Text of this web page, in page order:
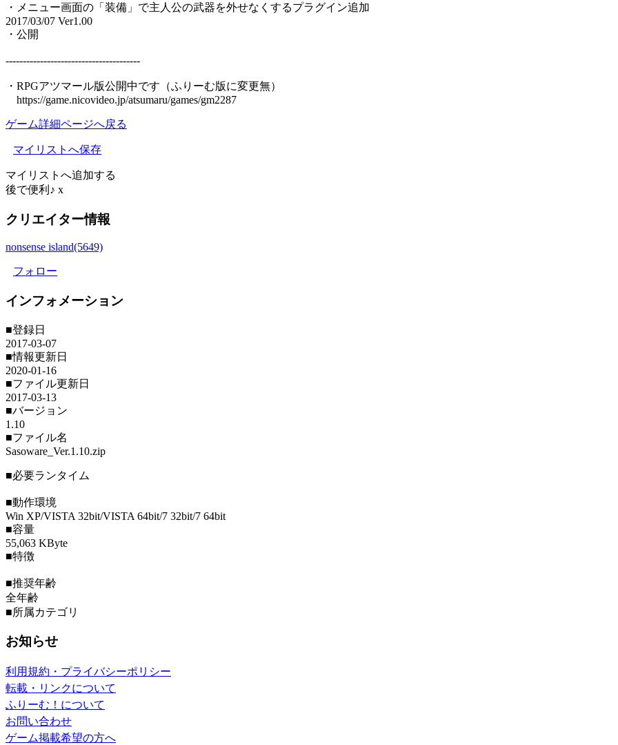
・メニュー画面の「装備」で主人公の武器を外せなくするプラグイン追加
2017/03/07 Ver1.00
・公開
---------------------------------------
・RPGアツマール版公開中です（ふりーむ版に変更無）
https://game.nicovideo.jp/atsumaru/games/gm2287
ゲーム詳細ページへ戻る
マイリストへ保存
マイリストへ追加する
後で便利♪ x
クリエイター情報
nonsense island(5649)
フォロー
インフォメーション
■登録日
2017-03-07
■情報更新日
2020-01-16
■ファイル更新日
2017-03-13
■バージョン
1.10
■ファイル名
Sasoware_Ver.1.10.zip
■必要ランタイム
■動作環境
Win XP/VISTA 32bit/VISTA 64bit/7 32bit/7 64bit
■容量
55,063 KByte
■特徴
■推奨年齢
全年齢
■所属カテゴリ
お知らせ
利用規約・プライバシーポリシー
転載・リンクについて
ふりーむ！について
お問い合わせ
ゲーム掲載希望の方へ